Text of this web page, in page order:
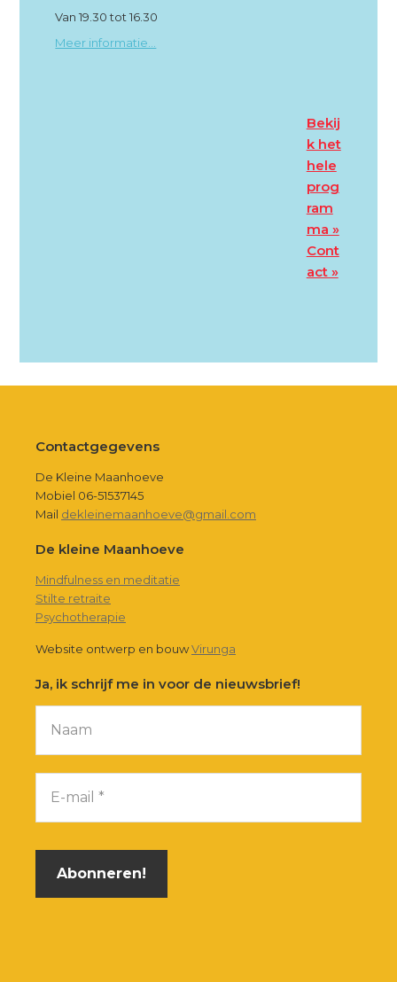
Van 19.30 tot 16.30
Meer informatie...
Bekij
k het
hele
prog
ram
ma »
Cont
act »
Footer
Contactgegevens
De Kleine Maanhoeve
Mobiel 06-51537145
Mail dekleinemaanhoeve@gmail.com
De kleine Maanhoeve
Mindfulness en meditatie
Stilte retraite
Psychotherapie
Website ontwerp en bouwVirunga
Ja, ik schrijf me in voor de nieuwsbrief!